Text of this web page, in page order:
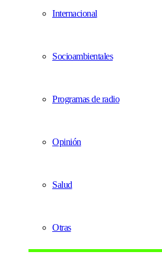
Internacional
Socioambientales
Programas de radio
Opinión
Salud
Otras